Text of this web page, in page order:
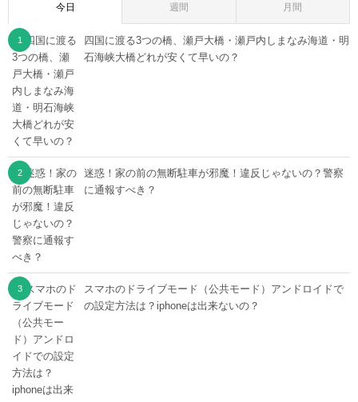
今日 週間 月間
四国に渡る3つの橋、瀬戸大橋・瀬戸内しまなみ海道・明
石海峡大橋どれが安くて早いの？
迷惑！家の前の無断駐車が邪魔！違反じゃないの？警察
に通報すべき？
スマホのドライブモード（公共モード）アンドロイドで
の設定方法は？iphoneは出来ないの？